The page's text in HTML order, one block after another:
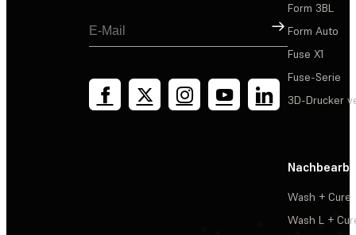
Registrieren
Form 3BL
Form Auto
Fuse X1
Fuse-Serie
3D-Drucker
Wash + Cure
Wash L +